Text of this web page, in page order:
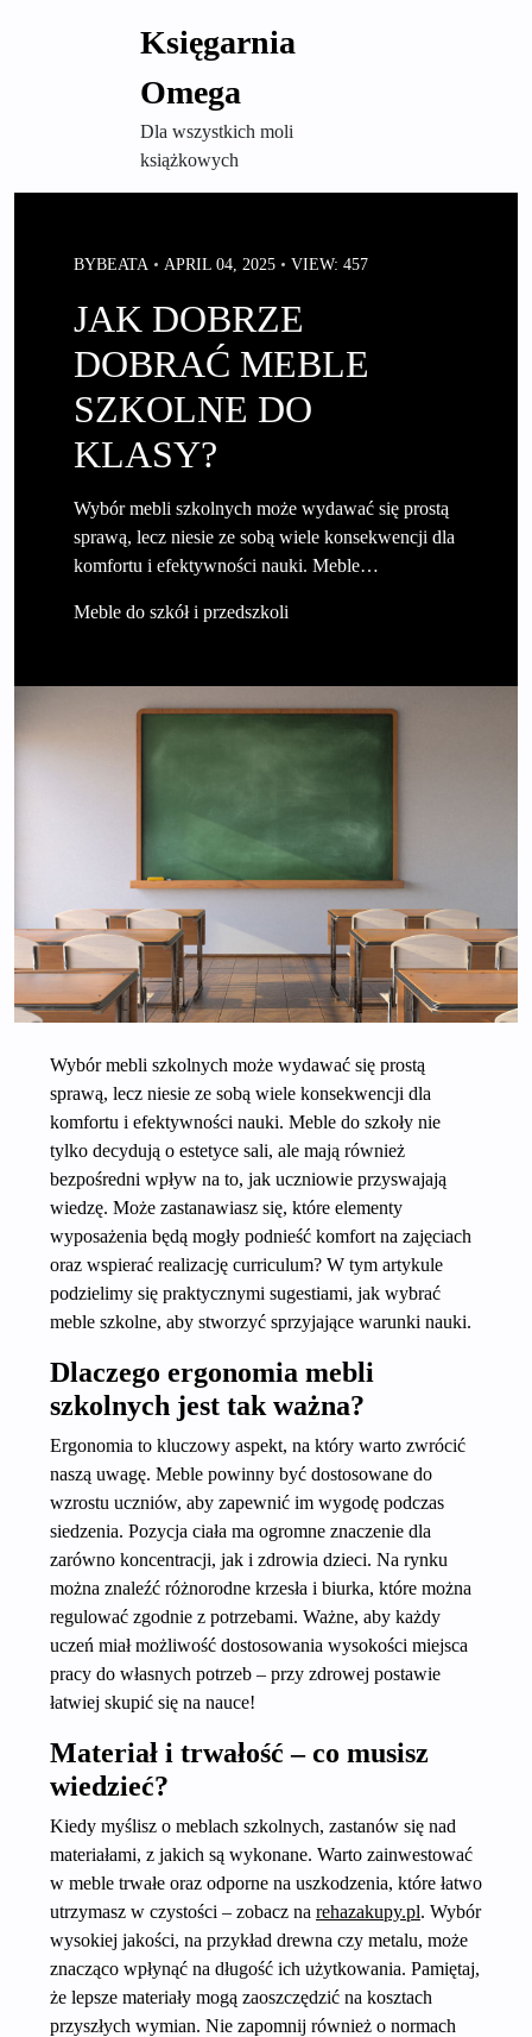
Księgarnia
Omega
Dla wszystkich moli
książkowych
BYBEATA APRIL 04, 2025 VIEW: 457
JAK DOBRZE
DOBRAĆ MEBLE
SZKOLNE DO
KLASY?
Wybór mebli szkolnych może wydawać się prostą
sprawą, lecz niesie ze sobą wiele konsekwencji dla
komfortu i efektywności nauki. Meble…
Meble do szkół i przedszkoli
Wybór mebli szkolnych może wydawać się prostą
sprawą, lecz niesie ze sobą wiele konsekwencji dla
komfortu i efektywności nauki. Meble do szkoły nie
tylko decydują o estetyce sali, ale mają również
bezpośredni wpływ na to, jak uczniowie przyswajają
wiedzę. Może zastanawiasz się, które elementy
wyposażenia będą mogły podnieść komfort na zajęciach
oraz wspierać realizację curriculum? W tym artykule
podzielimy się praktycznymi sugestiami, jak wybrać
meble szkolne, aby stworzyć sprzyjające warunki nauki.
Dlaczego ergonomia mebli
szkolnych jest tak ważna?
Ergonomia to kluczowy aspekt, na który warto zwrócić
naszą uwagę. Meble powinny być dostosowane do
wzrostu uczniów, aby zapewnić im wygodę podczas
siedzenia. Pozycja ciała ma ogromne znaczenie dla
zarówno koncentracji, jak i zdrowia dzieci. Na rynku
można znaleźć różnorodne krzesła i biurka, które można
regulować zgodnie z potrzebami. Ważne, aby każdy
uczeń miał możliwość dostosowania wysokości miejsca
pracy do własnych potrzeb – przy zdrowej postawie
łatwiej skupić się na nauce!
Materiał i trwałość – co musisz
wiedzieć?
Kiedy myślisz o meblach szkolnych, zastanów się nad
materiałami, z jakich są wykonane. Warto zainwestować
w meble trwałe oraz odporne na uszkodzenia, które łatwo
utrzymasz w czystości – zobacz na rehazakupy.pl. Wybór
wysokiej jakości, na przykład drewna czy metalu, może
znacząco wpłynąć na długość ich użytkowania. Pamiętaj,
że lepsze materiały mogą zaoszczędzić na kosztach
przyszłych wymian. Nie zapomnij również o normach